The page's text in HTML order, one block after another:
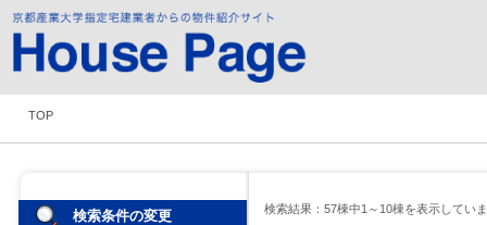
検索条件の変更
TOP
検索結果：57棟中1～10棟を表示してい